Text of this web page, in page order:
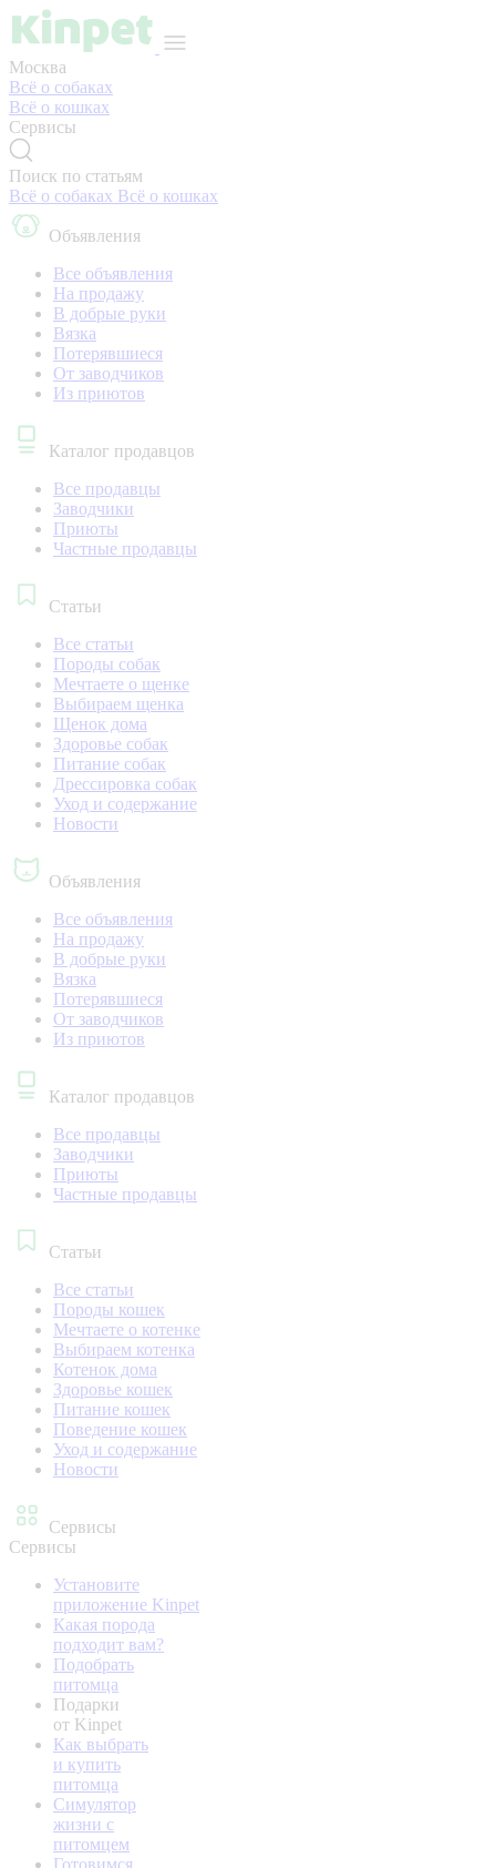
Москва
Всё о собаках
Всё о кошках
Сервисы
Поиск по статьям
Всё о собаках Всё о кошках
Объявления
Все объявления
На продажу
В добрые руки
Вязка
Потерявшиеся
От заводчиков
Из приютов
Каталог продавцов
Все продавцы
Заводчики
Приюты
Частные продавцы
Статьи
Все статьи
Породы собак
Мечтаете о щенке
Выбираем щенка
Щенок дома
Здоровье собак
Питание собак
Дрессировка собак
Уход и содержание
Новости
Объявления
Все объявления
На продажу
В добрые руки
Вязка
Потерявшиеся
От заводчиков
Из приютов
Каталог продавцов
Все продавцы
Заводчики
Приюты
Частные продавцы
Статьи
Все статьи
Породы кошек
Мечтаете о котенке
Выбираем котенка
Котенок дома
Здоровье кошек
Питание кошек
Поведение кошек
Уход и содержание
Новости
Сервисы
Сервисы
Установите
приложение Kinpet
Какая порода
подходит вам?
Подобрать
питомца
Подарки
от Kinpet
Как выбрать
и купить
питомца
Симулятор
жизни с
питомцем
Готовимся